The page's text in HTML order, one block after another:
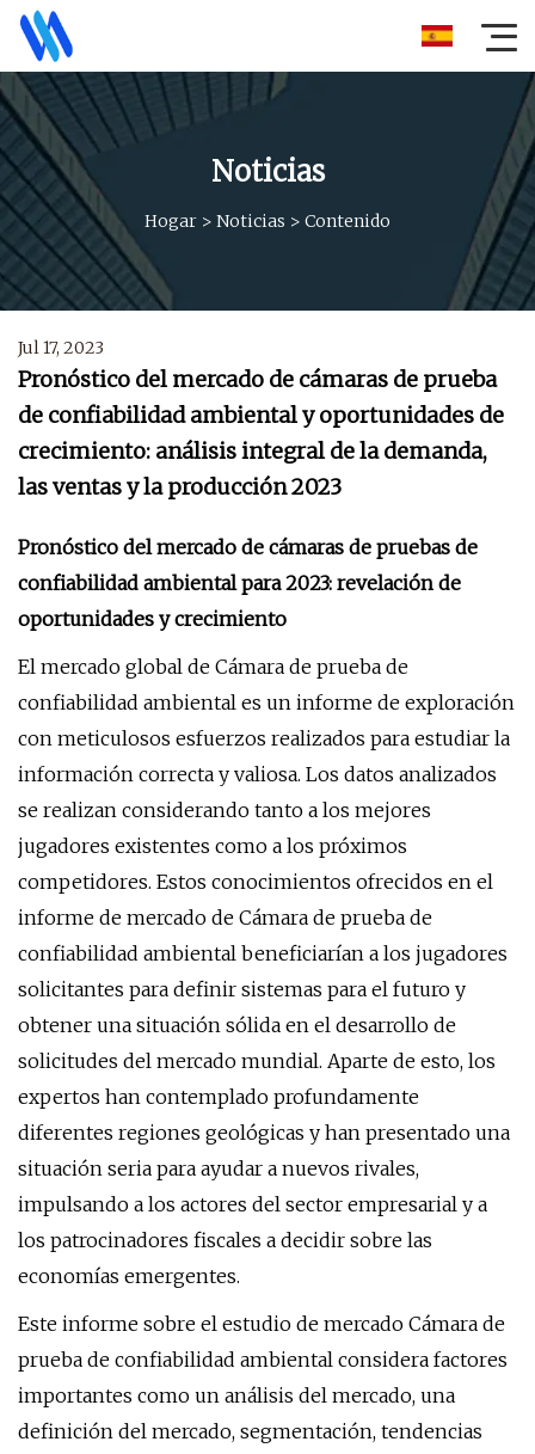
Noticias
Hogar > Noticias > Contenido
Jul 17, 2023
Pronóstico del mercado de cámaras de prueba
de confiabilidad ambiental y oportunidades de
crecimiento: análisis integral de la demanda,
las ventas y la producción 2023
Pronóstico del mercado de cámaras de pruebas de
confiabilidad ambiental para 2023: revelación de
oportunidades y crecimiento
El mercado global de Cámara de prueba de
confiabilidad ambiental es un informe de exploración
con meticulosos esfuerzos realizados para estudiar la
información correcta y valiosa. Los datos analizados
se realizan considerando tanto a los mejores
jugadores existentes como a los próximos
competidores. Estos conocimientos ofrecidos en el
informe de mercado de Cámara de prueba de
confiabilidad ambiental beneficiarían a los jugadores
solicitantes para definir sistemas para el futuro y
obtener una situación sólida en el desarrollo de
solicitudes del mercado mundial. Aparte de esto, los
expertos han contemplado profundamente
diferentes regiones geológicas y han presentado una
situación seria para ayudar a nuevos rivales,
impulsando a los actores del sector empresarial y a
los patrocinadores fiscales a decidir sobre las
economías emergentes.
Este informe sobre el estudio de mercado Cámara de
prueba de confiabilidad ambiental considera factores
importantes como un análisis del mercado, una
definición del mercado, segmentación, tendencias